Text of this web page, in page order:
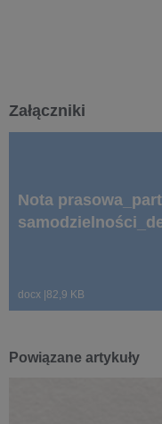
Załączniki
Nota
docx |82,9 KB
Powiązane artykuły